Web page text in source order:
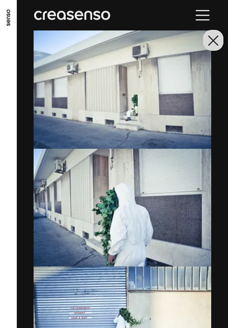
ALLER AU CONTENU PRINCIPAL
ALLER AU MENU PRINCIPAL
ALLER EN BAS DE PAGE